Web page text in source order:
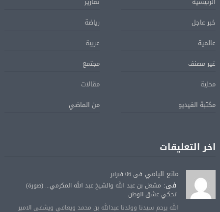
خبر عاجل
رياضة
عالمية
عربية
غير مصنف
مجتمع
محلية
مقالات
مكتبة الفيديو
من الماضي
اخر التعليقات
مانع اليامي فى 06 فبراير
فى: مشعل بن عبد الله والشيخ عبد الله المكرمي... (صورة)
تحكي عشق الوطن
الله يرحم سيدنا وولدنا عبدالله بن محمد ويعافي ويشفى الامير